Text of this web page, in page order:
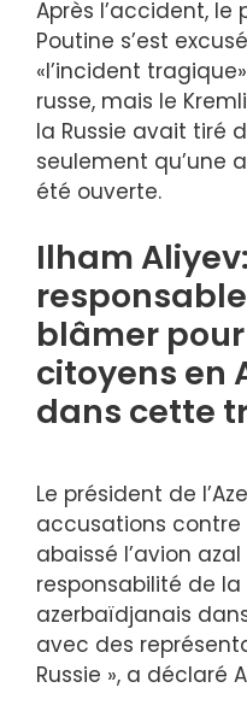
Après l’accident, le
Poutine s’est
«l’incident
russe, mais le
la Russie avait tiré
seulement qu’une
été ouverte.
Ilham
blâmer
citoyens en
dans cette
Le président de
accusations contre
abaissé l’avion
responsabilité de
azerbaïdjanais
avec des
Russie », a déclaré